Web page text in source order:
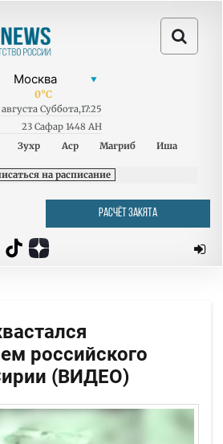
0°C
августа Суббота,17:25
23 Сафар 1448 AH
Зухр Аср Магриб Иша
на расписание
РАСЧЁТ ЗАКЯТА
российского
(ВИДЕО)